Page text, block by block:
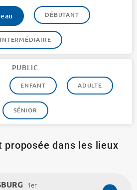
DÉBUTANT
INTERMÉDIAIRE
PUBLIC
ENFANT ADULTE
SÉNIOR
dans les lieux
1er